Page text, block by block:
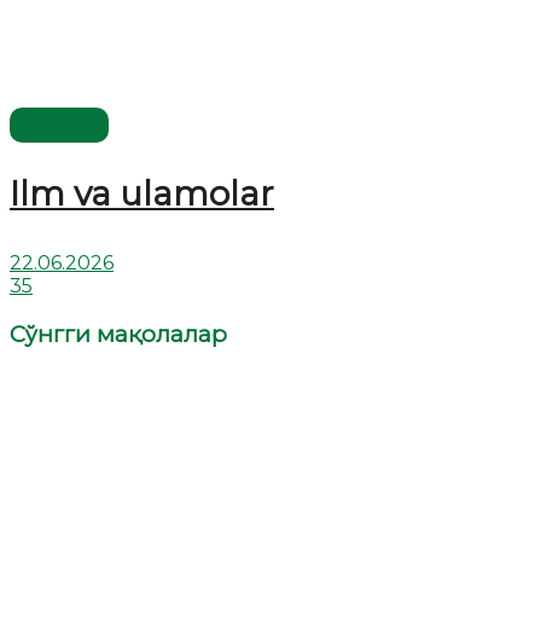
Ilm va ulamolar
22.06.2026
35
Сўнгги мақолалар